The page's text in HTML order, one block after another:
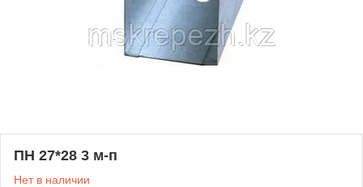
ПН 27*28 3 м-п
Нет в наличии